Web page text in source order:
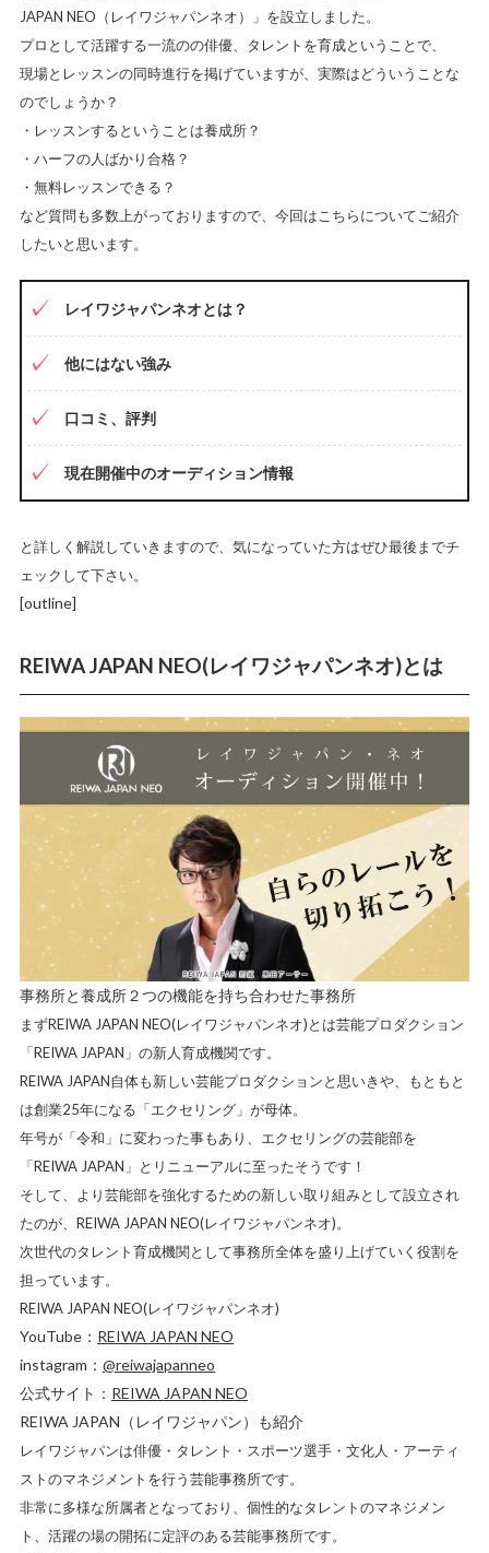
JAPAN NEO（レイワジャパンネオ）」を設立しました。
プロとして活躍する一流のの俳優、タレントを育成ということで、
現場とレッスンの同時進行を掲げていますが、実際はどういうことな
のでしょうか？
・レッスンするということは養成所？
・ハーフの人ばかり合格？
・無料レッスンできる？
など質問も多数上がっておりますので、今回はこちらについてご紹介
したいと思います。
レイワジャパンネオとは？
他にはない強み
口コミ、評判
現在開催中のオーディション情報
と詳しく解説していきますので、気になっていた方はぜひ最後までチ
ェックして下さい。
[outline]
REIWA JAPAN NEO(レイワジャパンネオ)とは
事務所と養成所２つの機能を持ち合わせた事務所
まずREIWA JAPAN NEO(レイワジャパンネオ)とは芸能プロダクション
「REIWA JAPAN」の新人育成機関です。
REIWA JAPAN自体も新しい芸能プロダクションと思いきや、もともと
は創業25年になる「エクセリング」が母体。
年号が「令和」に変わった事もあり、エクセリングの芸能部を
「REIWA JAPAN」とリニューアルに至ったそうです！
そして、より芸能部を強化するための新しい取り組みとして設立され
たのが、REIWA JAPAN NEO(レイワジャパンネオ)。
次世代のタレント育成機関として事務所全体を盛り上げていく役割を
担っています。
REIWA JAPAN NEO(レイワジャパンネオ)
YouTube： REIWA JAPAN NEO
instagram： @reiwajapanneo
公式サイト： REIWA JAPAN NEO
REIWA JAPAN（レイワジャパン）も紹介
レイワジャパンは俳優・タレント・スポーツ選手・文化人・アーティ
ストのマネジメントを行う芸能事務所です。
非常に多様な所属者となっており、個性的なタレントのマネジメン
ト、活躍の場の開拓に定評のある芸能事務所です。